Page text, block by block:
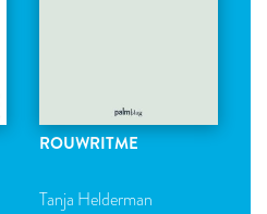
ROUWRITME
Tanja Helderman